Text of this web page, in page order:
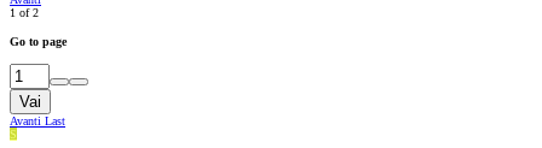
1 of 2
Go to page
Vai
Avanti Last
S